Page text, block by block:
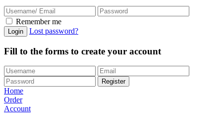
Remember me
Login Lost password?
Fill to the forms to create your account
Register
Home
Order
Account